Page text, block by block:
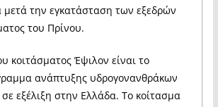
μετά την εγκατάσταση των εξεδρών
του Πρίνου.
κοιτάσματος Έψιλον είναι το
ανάπτυξης υδρογονανθράκων
εξέλιξη στην Ελλάδα. Το κοίτασμα